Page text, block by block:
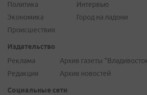
Политика
Экономика
Происшествия
Интервью
Город на ладони
Издательство
Реклама
Редакция
Архив газеты
Архив новостей
Социальные сети